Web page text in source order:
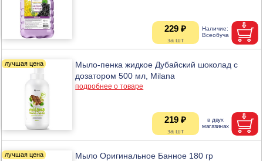
229 ₽
Мыло-пенка жидкое Дубайский шоколад с
дозатором 500 мл, Milana
подробнее о товаре
219 ₽
Мыло Оригинальное Банное 180 гр